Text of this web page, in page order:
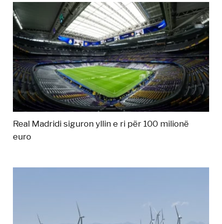
Real Madridi siguron yllin e ri për 100 milionë
euro